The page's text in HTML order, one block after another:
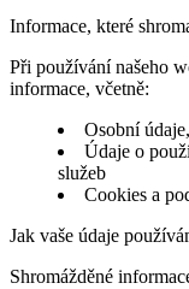
Informace, které
Při používání našeho
informace, včetně:
Osobní
Údaje o
služeb
Cookies a
Jak vaše údaje
Shromážděné